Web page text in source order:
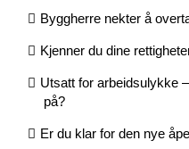
Byggherre nekter å
Kjenner du dine
Utsatt for arbeidsulykke
på?
Er du klar for den nye